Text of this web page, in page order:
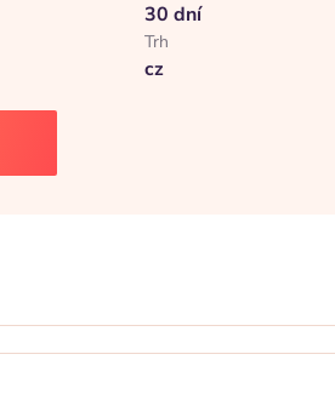
30 dní
Trh
cz